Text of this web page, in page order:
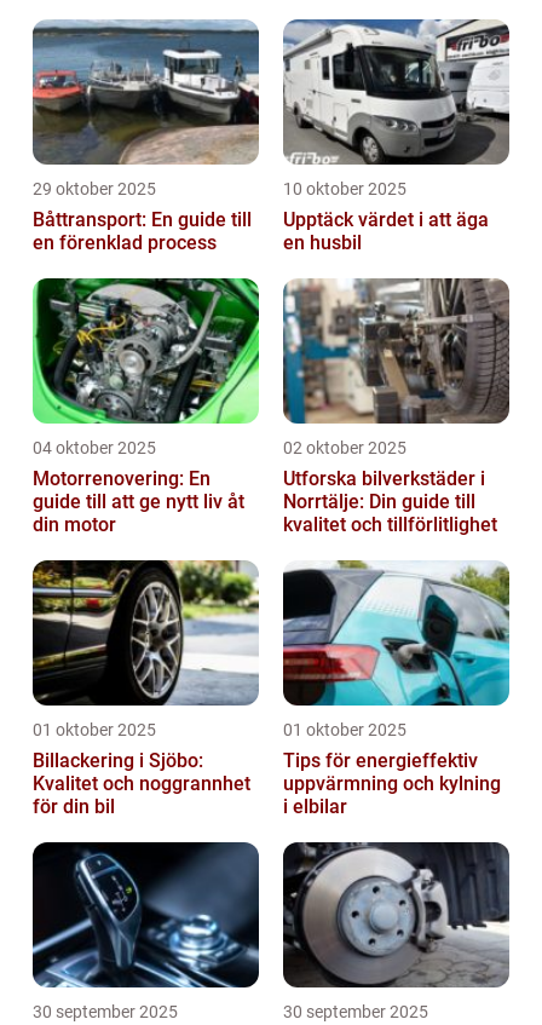
29 oktober 2025
Båttransport: En guide till
en förenklad process
10 oktober 2025
Upptäck värdet i att äga
en husbil
04 oktober 2025
Motorrenovering: En
guide till att ge nytt liv åt
din motor
02 oktober 2025
Utforska bilverkstäder i
Norrtälje: Din guide till
kvalitet och tillförlitlighet
01 oktober 2025
Billackering i Sjöbo:
Kvalitet och noggrannhet
för din bil
01 oktober 2025
Tips för energieffektiv
uppvärmning och kylning
i elbilar
30 september 2025 30 september 2025